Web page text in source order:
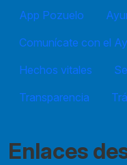
App Pozuelo
Comunícate con el
Hechos vitales
Transparencia
Enlaces